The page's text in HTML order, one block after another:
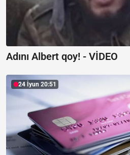
Adını Albert qoy! - VİDEO
24 İyun 20:51